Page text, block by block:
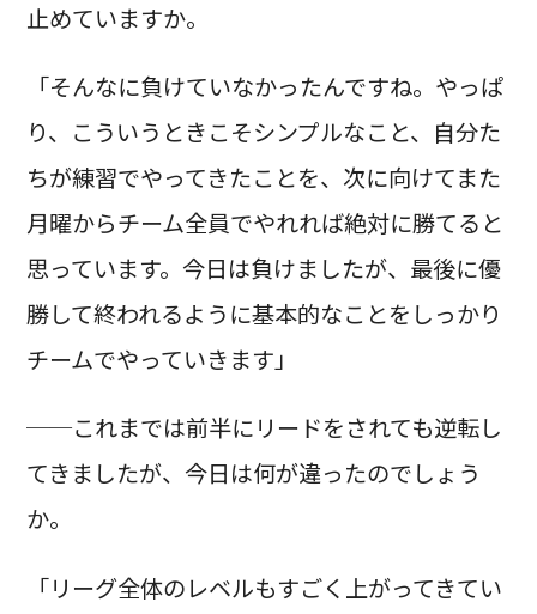
止めていますか。
「そんなに負けていなかったんですね。やっぱ
り、こういうときこそシンプルなこと、自分た
ちが練習でやってきたことを、次に向けてまた
月曜からチーム全員でやれれば絶対に勝てると
思っています。今日は負けましたが、最後に優
勝して終われるように基本的なことをしっかり
チームでやっていきます」
──これまでは前半にリードをされても逆転し
てきましたが、今日は何が違ったのでしょう
か。
「リーグ全体のレベルもすごく上がってきてい